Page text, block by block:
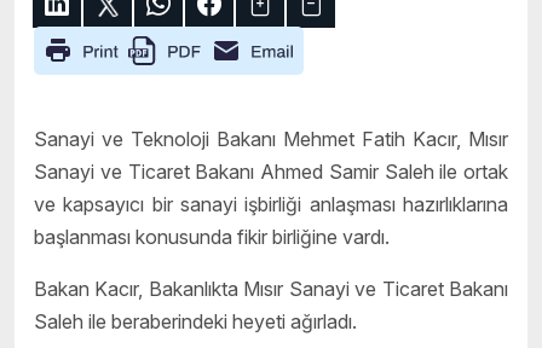
Sanayi ve Teknoloji Bakanı Mehmet Fatih Kacır, Mısır
Sanayi ve Ticaret Bakanı Ahmed Samir Saleh ile ortak
ve kapsayıcı bir sanayi işbirliği anlaşması hazırlıklarına
başlanması konusunda fikir birliğine vardı.
Bakan Kacır, Bakanlıkta Mısır Sanayi ve Ticaret Bakanı
Saleh ile beraberindeki heyeti ağırladı.